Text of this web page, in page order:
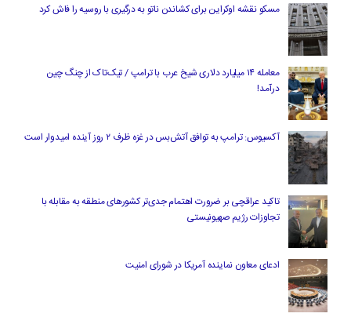
مسکو نقشه اوکراین برای کشاندن ناتو به درگیری با روسیه را فاش کرد
معامله ۱۴ میلیارد دلاری شیخ عرب با ترامپ / تیک‌تاک از چنگ چین
درآمد!
آکسیوس: ترامپ به توافق آتش‌بس در غزه ظرف ۲ روز آینده امیدوار است
تاکید عراقچی بر ضرورت اهتمام جدی‌تر کشورهای منطقه به مقابله با
تجاوزات رژیم صهیونیستی
ادعای معاون نماینده آمریکا در شورای امنیت